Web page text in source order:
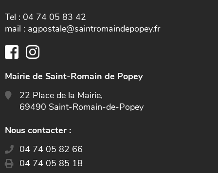
Tel : 04 74 05 83 42
mail : agpostale@saintromaindepopey.fr
Mairie de Saint-Romain de Popey
22 Place de la Mairie,
69490 Saint-Romain-de-Popey
Nous contacter :
04 74 05 82 66
04 74 05 85 18